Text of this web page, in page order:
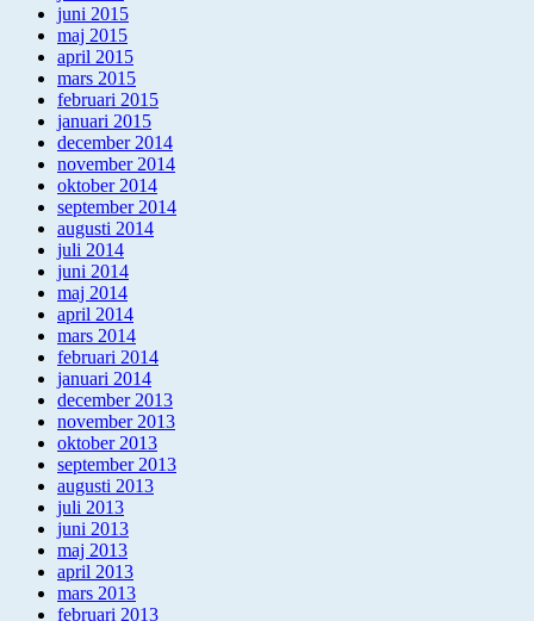
juni 2015
maj 2015
april 2015
mars 2015
februari 2015
januari 2015
december 2014
november 2014
oktober 2014
september 2014
augusti 2014
juli 2014
juni 2014
maj 2014
april 2014
mars 2014
februari 2014
januari 2014
december 2013
november 2013
oktober 2013
september 2013
augusti 2013
juli 2013
juni 2013
maj 2013
april 2013
mars 2013
februari 2013